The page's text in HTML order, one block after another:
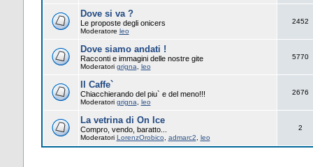
Dove si va ?
Le proposte degli onicers
Moderatore leo
2452
Dove siamo andati !
Racconti e immagini delle nostre gite
Moderatori grigna leo
5770
Il Caffe`
Chiacchierando del piu` e del meno!!!
Moderatori grigna leo
2676
La vetrina di On Ice
Compro, vendo, baratto...
Moderatori LorenzOrobico admarc2 leo
2